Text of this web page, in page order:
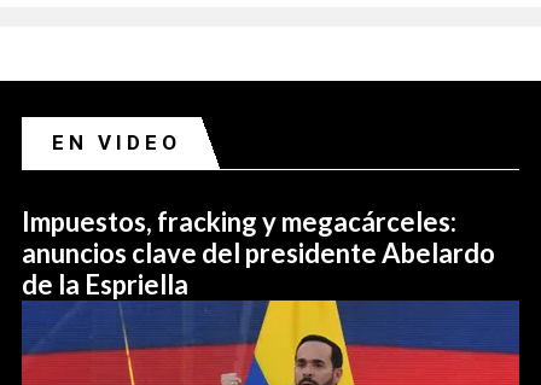
EN VIDEO
Impuestos, fracking y megacárceles:
anuncios clave del presidente Abelardo
de la Espriella